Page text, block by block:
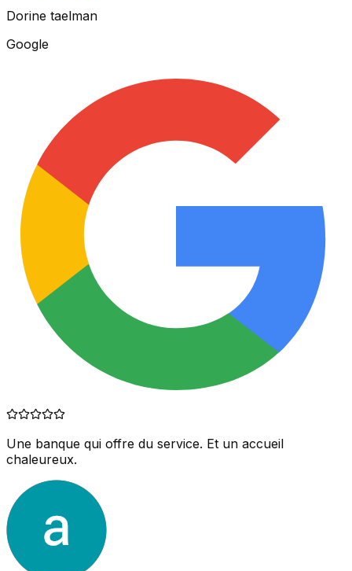
Dorine taelman
Google
Une banque qui offre du service. Et un accueil
chaleureux.